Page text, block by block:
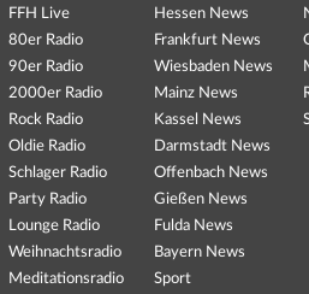
FFH Live
80er Radio
90er Radio
2000er Radio
Rock Radio
Oldie Radio
Schlager Radio
Party Radio
Lounge Radio
Weihnachtsradio
Meditationsradio
Hessen News
Frankfurt News
Wiesbaden News
Mainz News
Kassel News
Darmstadt News
Offenbach News
Gießen News
Fulda News
Bayern News
Sport